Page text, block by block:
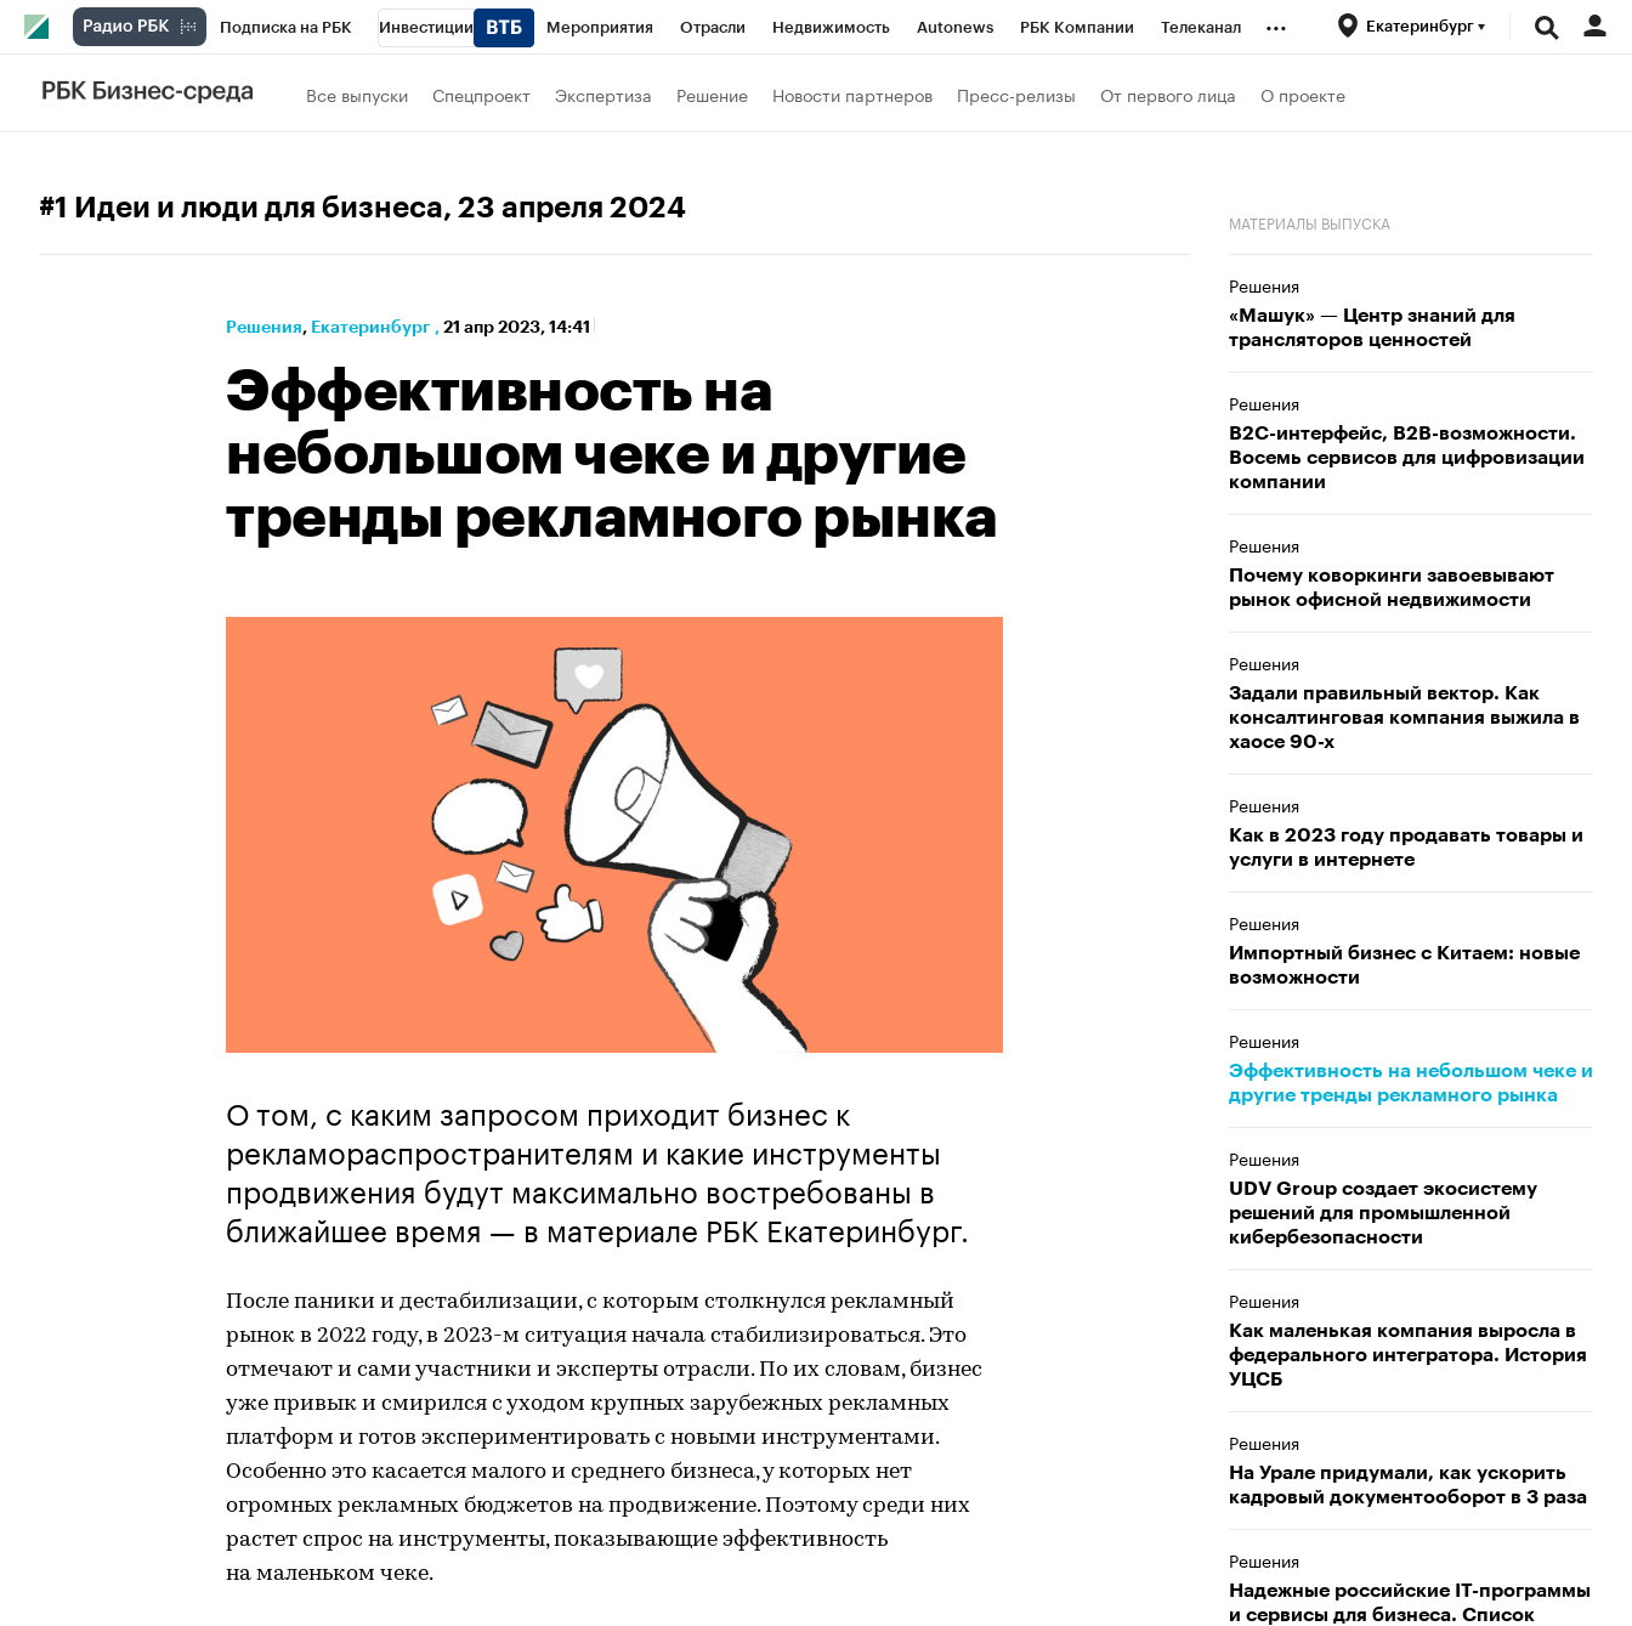
Подписка на РБК Инвестиции Мероприятия Отрасли Недвижимость Autonews РБК Компании Телеканал
РБК Вино
Кредитные рейтинги
... Екатеринбург
Все выпуски Спецпроект Экспертиза Решение Новости партнеров Пресс-релизы От первого лица О проекте
#1 Идеи и люди для бизнеса, 23 апреля 2024
Решения⁠, Екатеринбург , 21 апр 2023, 14:41
Эффективность на
небольшом чеке и другие
тренды рекламного рынка
О том, с каким запросом приходит бизнес к
рекламораспространителям и какие инструменты
продвижения будут максимально востребованы в
ближайшее время — в материале РБК Екатеринбург.
После паники и дестабилизации, с которым столкнулся рекламный
рынок в 2022 году, в 2023-м ситуация начала стабилизироваться. Это
отмечают и сами участники и эксперты отрасли. По их словам, бизнес
уже привык и смирился с уходом крупных зарубежных рекламных
платформ и готов экспериментировать с новыми инструментами.
Особенно это касается малого и среднего бизнеса, у которых нет
огромных рекламных бюджетов на продвижение. Поэтому среди них
растет спрос на инструменты, показывающие эффективность
на маленьком чеке.
МАТЕРИАЛЫ ВЫПУСКА
Решения
«Машук» — Центр знаний для
трансляторов ценностей
Решения
В2С-интерфейс, В2В-возможности.
Восемь сервисов для цифровизации
компании
Решения
Почему коворкинги завоевывают
рынок офисной недвижимости
Решения
Задали правильный вектор. Как
консалтинговая компания выжила в
хаосе 90-х
Решения
Как в 2023 году продавать товары и
услуги в интернете
Решения
Импортный бизнес с Китаем: новые
возможности
Решения
Эффективность на небольшом чеке и
другие тренды рекламного рынка
Решения
UDV Group создает экосистему
решений для промышленной
кибербезопасности
Решения
Как маленькая компания выросла в
федерального интегратора. История
УЦСБ
Решения
На Урале придумали, как ускорить
кадровый документооборот в 3 раза
Решения
Надежные российские IT-программы
и сервисы для бизнеса. Список